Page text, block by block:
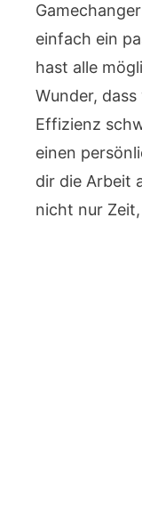
einfach ein
hast alle
Wunder,
Effizienz
einen
dir die Arbeit
nicht nur